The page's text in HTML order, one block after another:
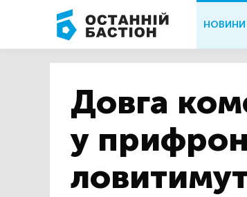
НОВИНИ
Довга
у